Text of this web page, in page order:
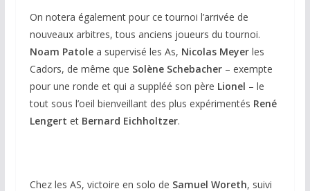
On notera également pour ce tournoi l’arrivée de
nouveaux arbitres, tous anciens joueurs du tournoi.
Noam Patolea supervisé les As, Nicolas Meyerles
Cadors, de même que Solène Schebacher– exempte
pour une ronde et qui a suppléé son père Lionel – le
tout sous l’oeil bienveillant des plus expérimentés René
Lengert et Bernard Eichholtzer.
Chez les AS, victoire en solo de Samuel Woreth, suivi